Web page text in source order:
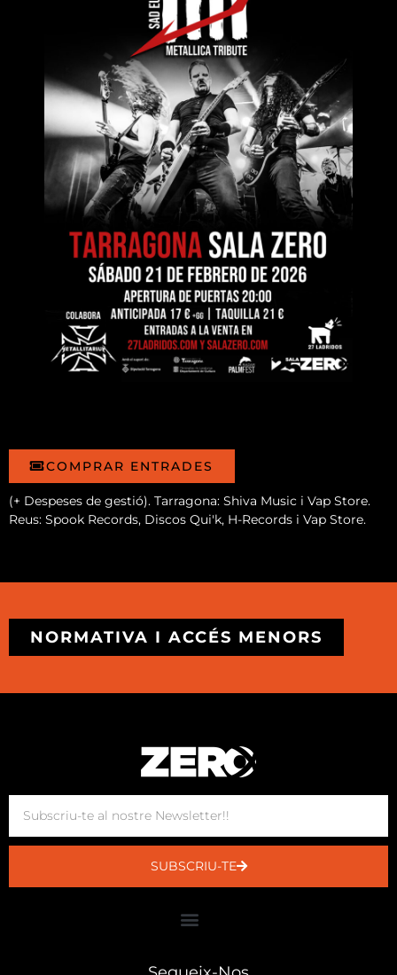
COMPRAR ENTRADES
(+ Despeses de gestió). Tarragona: Shiva Music i Vap Store.
Reus: Spook Records, Discos Qui'k, H-Records i Vap Store.
NORMATIVA I ACCÉS MENORS
SUBSCRIU-TE